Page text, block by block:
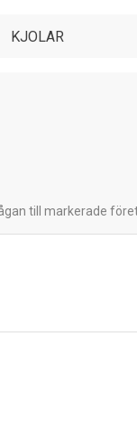
till markerade